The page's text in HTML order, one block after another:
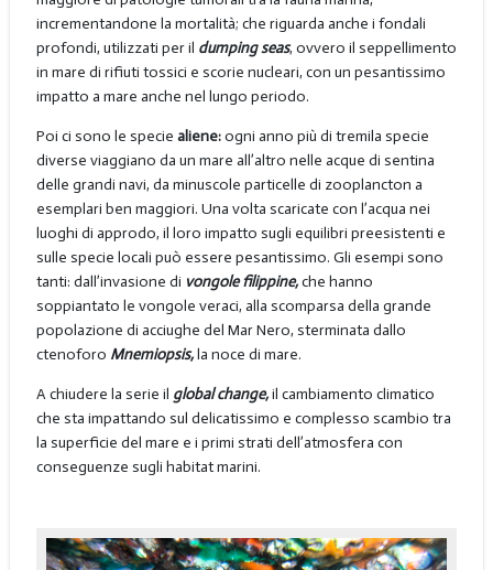
incrementandone la mortalità; che riguarda anche i fondali
profondi, utilizzati per il dumping seas, ovvero il seppellimento
in mare di rifiuti tossici e scorie nucleari, con un pesantissimo
impatto a mare anche nel lungo periodo.
Poi ci sono le specie aliene:ogni anno più di tremila specie
diverse viaggiano da un mare all’altro nelle acque di sentina
delle grandi navi, da minuscole particelle di zooplancton a
esemplari ben maggiori. Una volta scaricate con l’acqua nei
luoghi di approdo, il loro impatto sugli equilibri preesistenti e
sulle specie locali può essere pesantissimo. Gli esempi sono
tanti: dall’invasione di vongole filippine,che hanno
soppiantato le vongole veraci, alla scomparsa della grande
popolazione di acciughe del Mar Nero, sterminata dallo
ctenoforo Mnemiopsis,la noce di mare.
A chiudere la serie il global change,il cambiamento climatico
che sta impattando sul delicatissimo e complesso scambio tra
la superficie del mare e i primi strati dell’atmosfera con
conseguenze sugli habitat marini.